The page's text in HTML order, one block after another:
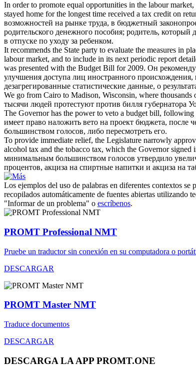
In order to promote equal opportunities in the labour market,
stayed home for the longest time received a tax credit on
возможностей на рынке труда, в бюджетный
родительского денежного пособия; родитель, который
в отпуске по уходу за ребенком.
It recommends the State party to evaluate the measures in
labour market, and to include in its next periodic report
was presented with the Budget Bill for 2009. Он
улучшения доступа лиц иностранного
дезагрегированные статистические данные, о
We go from Cairo to Madison, Wisconsin, where thousands
тысячи людей протестуют против билля губернатора
The Governor has the power to veto a budget bill, following
имеет право наложить вето на проект бюджета, после
большинством голосов, либо пересмотреть его.
To provide immediate relief, the Legislature narrowly
alcohol tax and the tobacco tax, which the Governor signed
минимальным большинством голосов утвердило
процентов, акциза на спиртные напитки и акциза на
Los ejemplos del uso de palabras en diferentes contextos
recopilados automáticamente de fuentes abiertas utilizando
"Informar de un problema" o escríbenos.
PROMT Professional NMT
Pruebe un traductor sin conexión en su computadora o
DESCARGAR
PROMT Master NMT
Traduce documentos
DESCARGAR
DESCARGA LA APP PROMT.ONE